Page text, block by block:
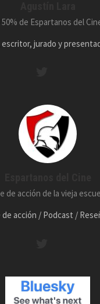
50% de Espartanos del
jurado y
de acción de la vieja
de acción / Podcast /